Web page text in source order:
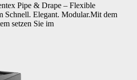
Pipe & Drape – Flexible
Schnell. Elegant. Modular.Mit dem
setzen Sie im